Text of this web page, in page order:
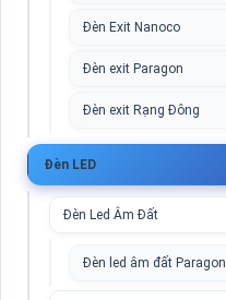
Đèn Exit Nanoco
Đèn exit Paragon
Đèn exit Rạng Đông
Đèn LED
Đèn Led Âm Đất
Đèn led âm đất Paragon